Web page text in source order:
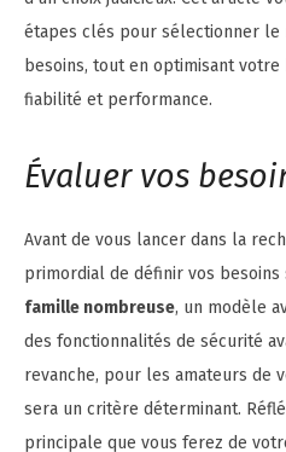
étapes clés pour sélectionner le
besoins, tout en optimisant
fiabilité et performance.
Évaluer vos
Avant de vous lancer dans la
primordial de définir vos besoins
famille nombreuse, un modèle
des fonctionnalités de sécurité
revanche, pour les amateurs de
sera un critère déterminant.
principale que vous ferez de